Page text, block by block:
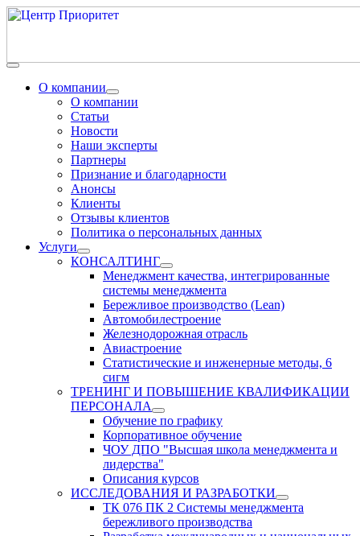
О компании
О компании
Статьи
Новости
Наши эксперты
Партнеры
Признание и благодарности
Анонсы
Клиенты
Отзывы клиентов
Политика о персональных данных
Услуги
КОНСАЛТИНГ
Менеджмент качества, интегрированные
системы менеджмента
Бережливое производство (Lean)
Автомобилестроение
Железнодорожная отрасль
Авиастроение
Статистические и инженерные методы, 6
сигм
ТРЕНИНГ И ПОВЫШЕНИЕ КВАЛИФИКАЦИИ
ПЕРСОНАЛА
Обучение по графику
Корпоративное обучение
ЧОУ ДПО "Высшая школа менеджмента и
лидерства"
Описания курсов
ИССЛЕДОВАНИЯ И РАЗРАБОТКИ
ТК 076 ПК 2 Системы менеджмента
бережливого производства